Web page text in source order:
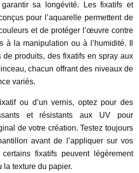
sa longévité. Les fixatifs et
pour l’aquarelle permettent de
et de protéger l’œuvre contre
à la manipulation ou à l’humidité. Il
de produits, des fixatifs en spray aux
chacun offrant des niveaux de
variés.
ou d’un vernis, optez pour des
et résistants aux UV pour
de votre création. Testez toujours
avant de l’appliquer sur vos
fixatifs peuvent légèrement
la texture du papier.